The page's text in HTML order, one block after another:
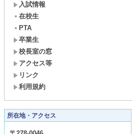
入試情報
在校生
PTA
卒業生
校長室の窓
アクセス等
リンク
利用規約
所在地・アクセス